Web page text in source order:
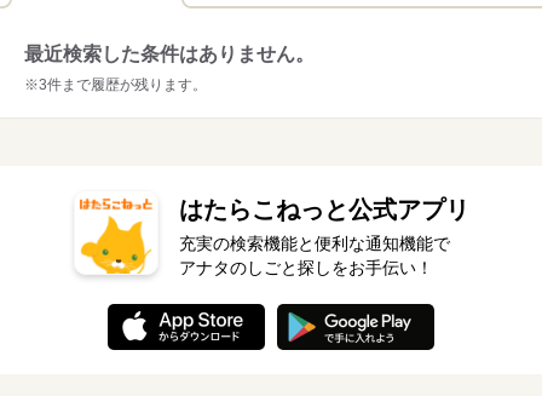
最近検索した条件はありません。
※3件まで履歴が残ります。
はたらこねっと公式アプリ
充実の検索機能と便利な通知機能で
アナタのしごと探しをお手伝い！